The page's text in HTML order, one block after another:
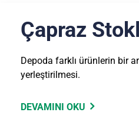
Çapraz
Depoda farklı ürünlerin bir
yerleştirilmesi.
DEVAMINI OKU